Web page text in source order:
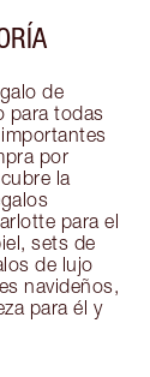
de
para todas
por
la
para el
sets de
de lujo
navideños,
para él y